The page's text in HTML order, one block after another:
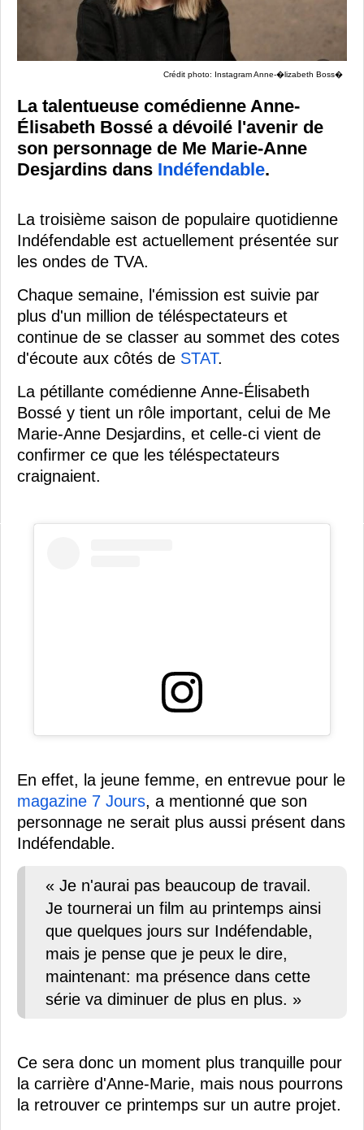
Crédit photo: Instagram Anne-�lizabeth Boss�
La talentueuse comédienne Anne-
Élisabeth Bossé a dévoilé l'avenir de
son personnage de Me Marie-Anne
Desjardins dans Indéfendable.
La troisième saison de populaire quotidienne
Indéfendable est actuellement présentée sur
les ondes de TVA.
Chaque semaine, l'émission est suivie par
plus d'un million de téléspectateurs et
continue de se classer au sommet des cotes
d'écoute aux côtés de STAT.
La pétillante comédienne Anne-Élisabeth
Bossé y tient un rôle important, celui de Me
Marie-Anne Desjardins, et celle-ci vient de
confirmer ce que les téléspectateurs
craignaient.
En effet, la jeune femme, en entrevue pour le
magazine 7 Jours, a mentionné que son
personnage ne serait plus aussi présent dans
Indéfendable.
« Je n'aurai pas beaucoup de travail.
Je tournerai un film au printemps ainsi
que quelques jours sur Indéfendable,
mais je pense que je peux le dire,
maintenant: ma présence dans cette
série va diminuer de plus en plus. »
Ce sera donc un moment plus tranquille pour
la carrière d'Anne-Marie, mais nous pourrons
la retrouver ce printemps sur un autre projet.